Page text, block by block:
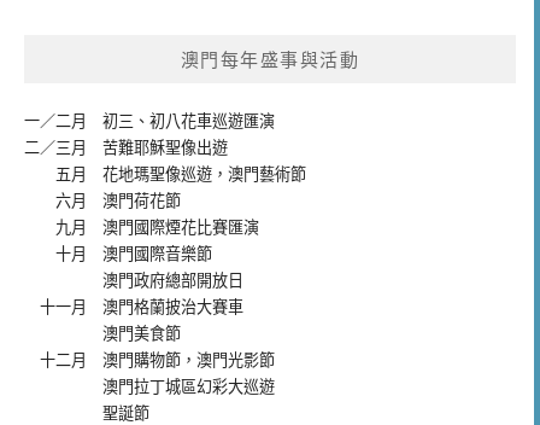
澳門每年盛事與活動
一／二月 初三、初八花車巡遊匯演
二／三月 苦難耶穌聖像出遊
五月 花地瑪聖像巡遊 ， 澳門藝術節
六月 澳門荷花節
九月 澳門國際煙花比賽匯演
十月 澳門國際音樂節
澳門政府總部開放日
十一月 澳門格蘭披治大賽車
澳門美食節
十二月 澳門購物節 ， 澳門光影節
澳門拉丁城區幻彩大巡遊
聖誕節